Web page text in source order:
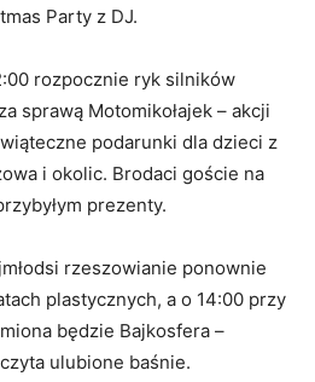
Party z DJ.
rozpocznie ryk silników
sprawą Motomikołajek – akcji
podarunki dla dzieci z
i okolic. Brodaci goście na
prezenty.
rzeszowianie ponownie
plastycznych, a o 14:00 przy
będzie Bajkosfera –
ulubione baśnie.